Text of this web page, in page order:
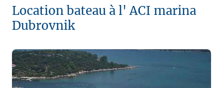
Location bateau à l' ACI marina
Dubrovnik